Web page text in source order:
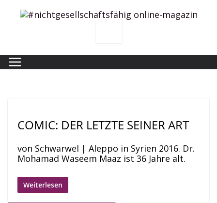
Inhalt
COMIC: DER LETZTE SEINER ART
von Schwarwel | Aleppo in Syrien 2016. Dr.
Mohamad Waseem Maaz ist 36 Jahre alt.
Weiterlesen